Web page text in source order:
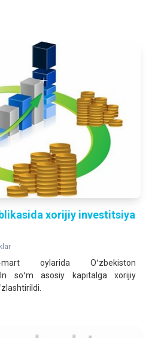
xorijiy investitsiya
mart oylarida Oʻzbekiston
soʻm asosiy kapitalga xorijiy